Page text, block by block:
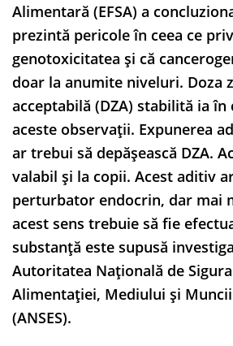
Alimentară (EFSA) a
prezintă pericole în ceea ce
genotoxicitatea și că
doar la anumite niveluri. Doza
acceptabilă (DZA) stabilită ia în
aceste observații. Expunerea
ar trebui să depășească DZA.
valabil și la copii. Acest aditiv
perturbator endocrin, dar mai
acest sens trebuie să fie
substanță este supusă
Autoritatea Națională de
Alimentației, Mediului și
(ANSES).